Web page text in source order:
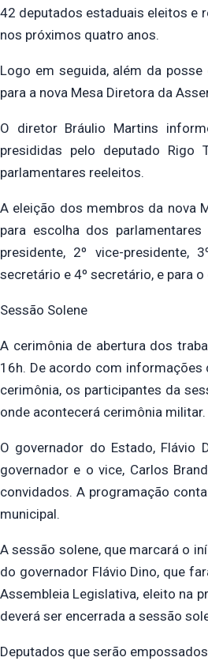
42 deputados estaduais eleitos e
nos próximos quatro anos.
Logo em seguida, além da
para a nova Mesa Diretora da
O diretor Bráulio Martins
presididas pelo deputado
parlamentares reeleitos.
A eleição dos membros da nova
para escolha dos
presidente, 2º vice-presidente,
secretário e 4º secretário, e para
Sessão Solene
A cerimônia de abertura dos
16h. De acordo com informações
cerimônia, os participantes da
onde acontecerá cerimônia militar.
O governador do Estado, Flávio
governador e o vice, Carlos
convidados. A programação
municipal.
A sessão solene, que marcará o
do governador Flávio Dino, que
Assembleia Legislativa, eleito na
deverá ser encerrada a sessão
Deputados que serão empossados